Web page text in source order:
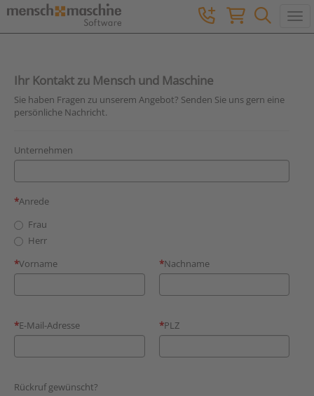
Ihr Kontakt zu Mensch und Maschine
Sie haben Fragen zu unserem Angebot? Senden Sie uns gern eine
persönliche Nachricht.
Unternehmen
Anrede
Frau
Herr
Vorname
Nachname
E-Mail-Adresse PLZ
Rückruf gewünscht?